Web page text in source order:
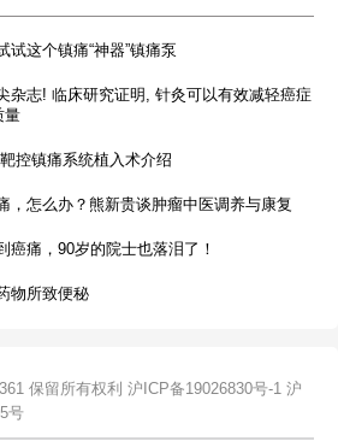
这个镇痛“神器”镇痛泵
杂志! 临床研究证明, 针灸可以有效减轻癌症
量
控镇痛系统植入术介绍
，怎么办？熊新贵谈肿瘤中医调养与康复
癌痛，90岁的院士也落泪了！
物所致便秘
保留所有权利 沪ICP备19026830号-1 沪
号